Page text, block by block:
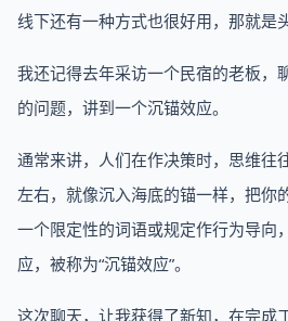
线下还有一种方式也很好用，那就是
我还记得去年采访一个民宿的老板，
的问题，讲到一个沉锚效应。
通常来讲，人们在作决策时，思维往
左右，就像沉入海底的锚一样，把你
一个限定性的词语或规定作行为导向
应，被称为“沉锚效应”。
这次聊天，让我获得了新知，在完成